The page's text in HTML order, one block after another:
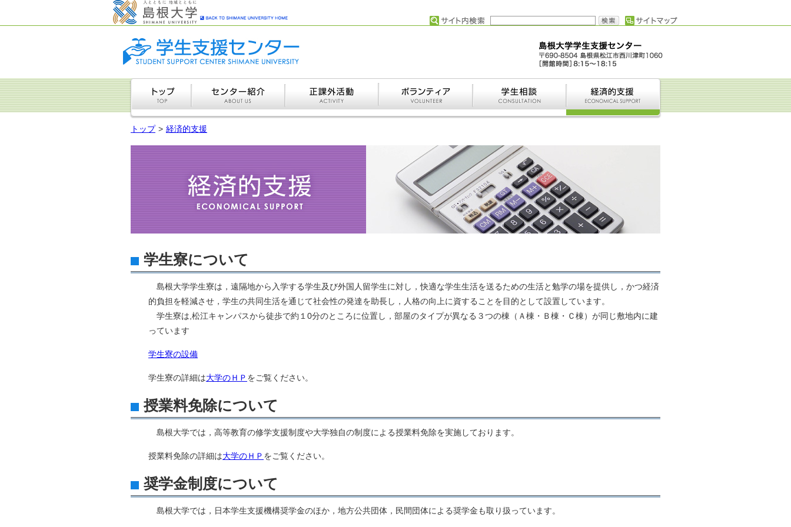
トップ 経済的支援
学生寮について
島根大学学生寮は，遠隔地から入学する学生及び外国人留学生に対し，快適な学生生活を送るための生活と勉学の場を提供し，かつ経済
的負担を軽減させ，学生の共同生活を通じて社会性の発達を助長し，人格の向上に資することを目的として設置しています。
学生寮は,松江キャンパスから徒歩で約１0分のところに位置し，部屋のタイプが異なる３つの棟（Ａ棟・Ｂ棟・Ｃ棟）が同じ敷地内に建
っています
学生寮の設備
学生寮の詳細は大学のＨＰ をご覧ください。
授業料免除について
島根大学では，高等教育の修学支援制度や大学独自の制度による授業料免除を実施しております。
授業料免除の詳細は大学のＨＰ をご覧ください。
奨学金制度について
島根大学では，日本学生支援機構奨学金のほか，地方公共団体，民間団体による奨学金も取り扱っています。